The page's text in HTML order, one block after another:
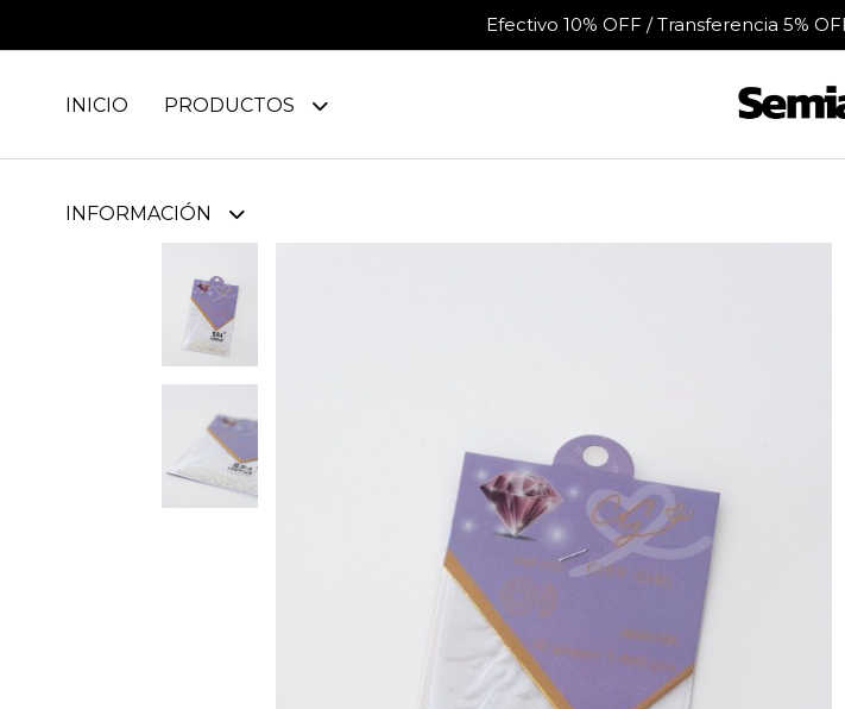
Efectivo 10% OFF / Transferencia 5%
INICIO PRODUCTOS
INFORMACIÓN